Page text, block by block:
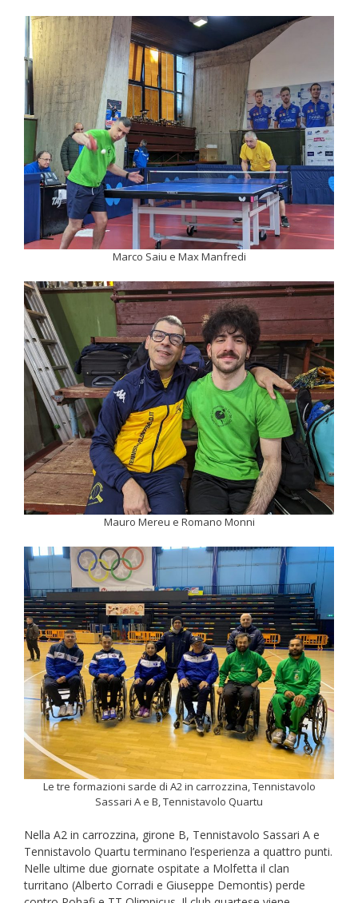
Marco Saiu e Max Manfredi
Mauro Mereu e Romano Monni
Le tre formazioni sarde di A2 in carrozzina, Tennistavolo
Sassari A e B, Tennistavolo Quartu
Nella A2 in carrozzina, girone B, Tennistavolo Sassari A e
Tennistavolo Quartu terminano l’esperienza a quattro punti.
Nelle ultime due giornate ospitate a Molfetta il clan
turritano (Alberto Corradi e Giuseppe Demontis) perde